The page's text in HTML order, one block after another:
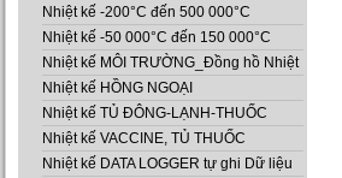
Nhiệt kế -200°C đến 500 000°C
Nhiệt kế -50 000°C đến 150 000°C
Nhiệt kế MÔI TRƯỜNG_Đồng hồ Nhiệt
Nhiệt kế HỒNG NGOẠI
Nhiệt kế TỦ ĐÔNG-LẠNH-THUỐC
Nhiệt kế VACCINE, TỦ THUỐC
Nhiệt kế DATA LOGGER tự ghi Dữ liệu